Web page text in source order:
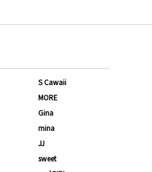
S Cawaii
MORE
Gina
mina
JJ
sweet